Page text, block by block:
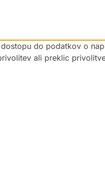
do podatkov o
ali preklic